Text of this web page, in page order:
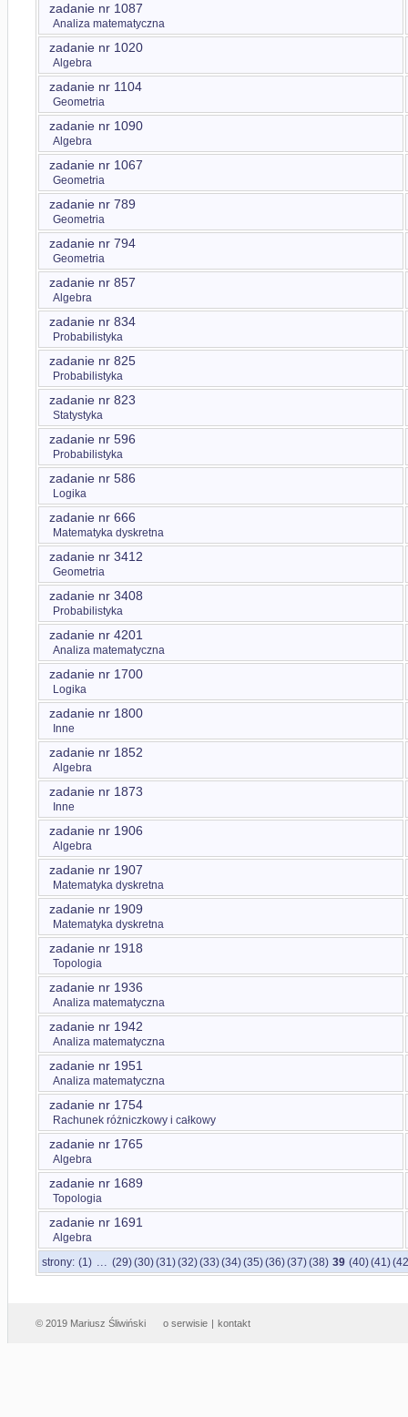
zadanie nr 1087
Analiza matematyczna
zadanie nr 1020
Algebra
zadanie nr 1104
Geometria
zadanie nr 1090
Algebra
zadanie nr 1067
Geometria
zadanie nr 789
Geometria
zadanie nr 794
Geometria
zadanie nr 857
Algebra
zadanie nr 834
Probabilistyka
zadanie nr 825
Probabilistyka
zadanie nr 823
Statystyka
zadanie nr 596
Probabilistyka
zadanie nr 586
Logika
zadanie nr 666
Matematyka dyskretna
zadanie nr 3412
Geometria
zadanie nr 3408
Probabilistyka
zadanie nr 4201
Analiza matematyczna
zadanie nr 1700
Logika
zadanie nr 1800
Inne
zadanie nr 1852
Algebra
zadanie nr 1873
Inne
zadanie nr 1906
Algebra
zadanie nr 1907
Matematyka dyskretna
zadanie nr 1909
Matematyka dyskretna
zadanie nr 1918
Topologia
zadanie nr 1936
Analiza matematyczna
zadanie nr 1942
Analiza matematyczna
zadanie nr 1951
Analiza matematyczna
zadanie nr 1754
Rachunek różniczkowy i całkowy
zadanie nr 1765
Algebra
zadanie nr 1689
Topologia
zadanie nr 1691
Algebra
strony: (1) ... (29)(30)(31)(32)(33)(34)(35)(36)(37)(38) 39 (40)(41)
© 2019 Mariusz Śliwiński o serwisie | kontakt